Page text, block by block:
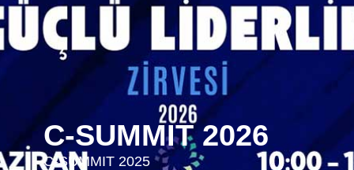
C-SUMMIT 2026
C-SUMMIT 2025